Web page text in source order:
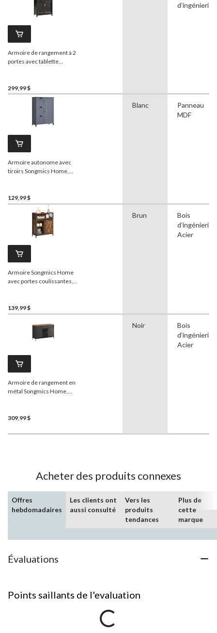
Armoire de rangement à 2
portes avec tablette
299,99 $
d’ingénierie
Armoire autonome avec
tiroirs Songmics Home,
129,99 $
Blanc
Panneau
MDF
Armoire Songmics Home
avec portes coulissantes,
139,99 $
Brun
Bois
d’ingénierie,
Acier
Armoire de rangement en
métal Songmics Home,
309,99 $
Noir
Bois
d’ingénierie,
Acier
Acheter des produits connexes
Offres
hebdomadaires
Les clients ont
aussi consulté
Vers les
produits
tendances
Plus de
cette
marque
Évaluations
Points saillants de l'evaluation